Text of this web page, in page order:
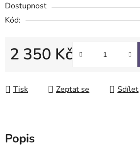
Dostupnost
Kód:
2 350 Kč
Tisk Zeptat se Sdílet
Popis